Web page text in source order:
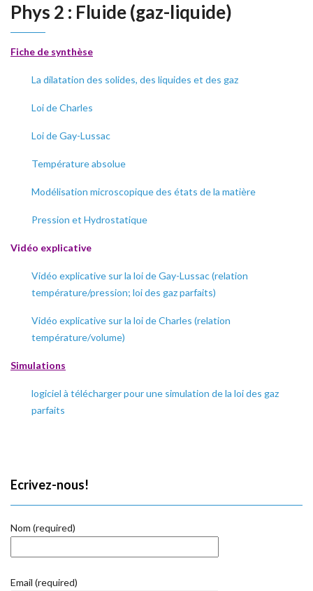
Phys 2 : Fluide (gaz-liquide)
Fiche de synthèse
La dilatation des solides, des liquides et des gaz
Loi de Charles
Loi de Gay-Lussac
Température absolue
Modélisation microscopique des états de la matière
Pression et Hydrostatique
Vidéo explicative
Vidéo explicative sur la loi de Gay-Lussac (relation
température/pression; loi des gaz parfaits)
Vidéo explicative sur la loi de Charles (relation
température/volume)
Simulations
logiciel à télécharger pour une simulation de la loi des gaz
parfaits
Ecrivez-nous!
Nom (required)
Email (required)